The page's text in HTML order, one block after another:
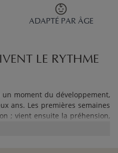
ADAPTÉ PAR ÂGE
LE RYTHME
moment du développement,
ans. Les premières semaines
; vient ensuite la préhension,
de problèmes. En choisissant